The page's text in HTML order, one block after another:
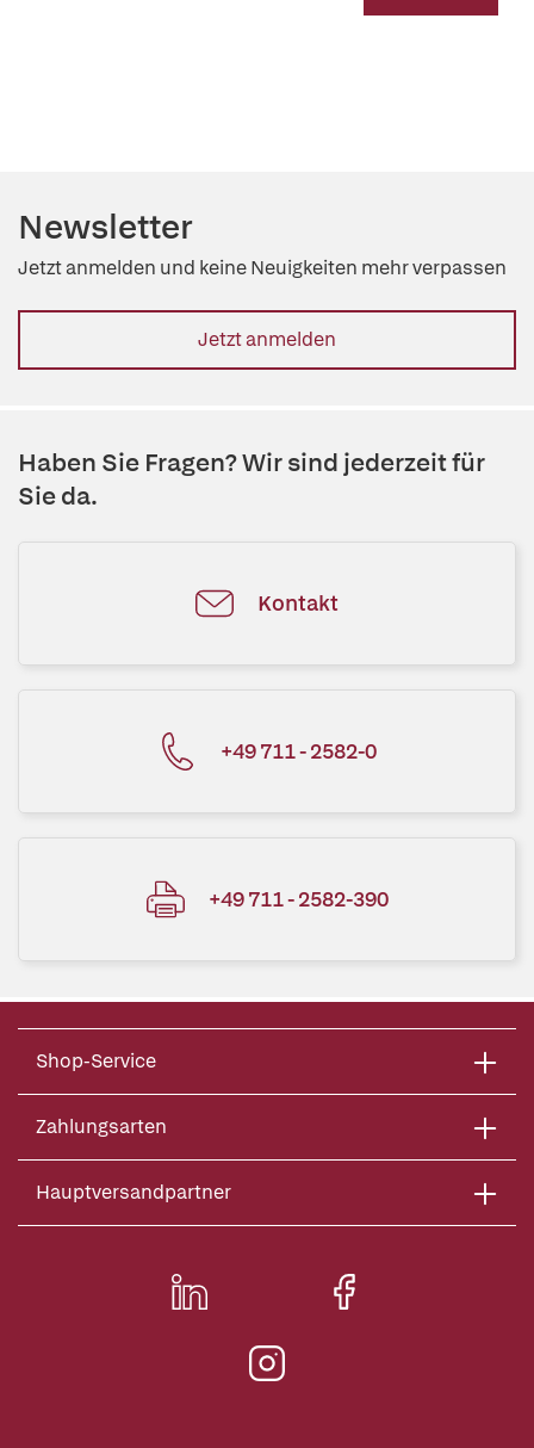
Newsletter
Jetzt anmelden und keine Neuigkeiten mehr verpassen
Jetzt anmelden
Haben Sie Fragen? Wir sind jederzeit für
Sie da.
Kontakt
+49 711 - 2582-0
+49 711 - 2582-390
Shop-Service
Zahlungsarten
Hauptversandpartner